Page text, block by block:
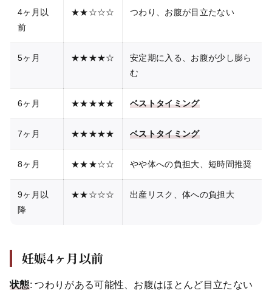
4ヶ月以
前
★★☆☆☆ つわり、お腹が目立たない
5ヶ月 ★★★★☆
安定期に入る、お腹が少し膨ら
む
6ヶ月 ★★★★★ ベストタイミング
7ヶ月 ★★★★★ ベストタイミング
8ヶ月 ★★★☆☆ やや体への負担大、短時間推奨
9ヶ月以
降
★★☆☆☆ 出産リスク、体への負担大
妊娠4ヶ月以前
状態: つわりがある可能性、お腹はほとんど目立たない